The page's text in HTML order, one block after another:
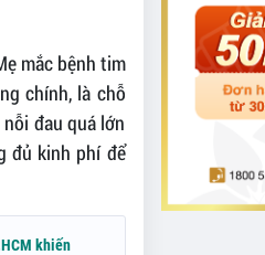
mắc bệnh tim
chính, là chỗ
đau quá lớn
đủ kinh phí để
khiến